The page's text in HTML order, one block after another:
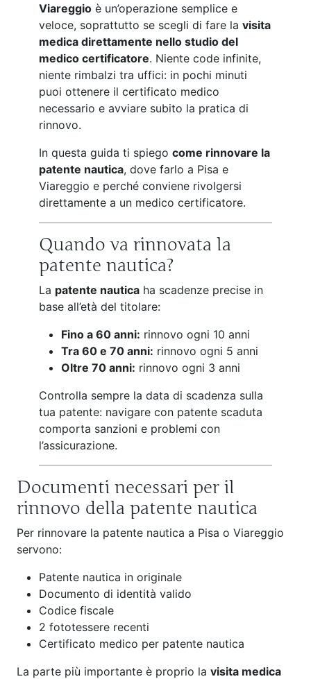
Viareggio è un’operazione semplice e
veloce, soprattutto se scegli di fare la visita
medica direttamente nello studio del
medico certificatore. Niente code infinite,
niente rimbalzi tra uffici: in pochi minuti
puoi ottenere il certificato medico
necessario e avviare subito la pratica di
rinnovo.
In questa guida ti spiego come rinnovare la
patente nautica, dove farlo a Pisa e
Viareggio e perché conviene rivolgersi
direttamente a un medico certificatore.
Quando va rinnovata la
patente nautica?
La patente nautica ha scadenze precise in
base all’età del titolare:
Fino a 60 anni: rinnovo ogni 10 anni
Tra 60 e 70 anni: rinnovo ogni 5 anni
Oltre 70 anni: rinnovo ogni 3 anni
Controlla sempre la data di scadenza sulla
tua patente: navigare con patente scaduta
comporta sanzioni e problemi con
l’assicurazione.
Documenti necessari per il
rinnovo della patente nautica
Per rinnovare la patente nautica a Pisa o Viareggio
servono:
Patente nautica in originale
Documento di identità valido
Codice fiscale
2 fototessere recenti
Certificato medico per patente nautica
La parte più importante è proprio la visita medica